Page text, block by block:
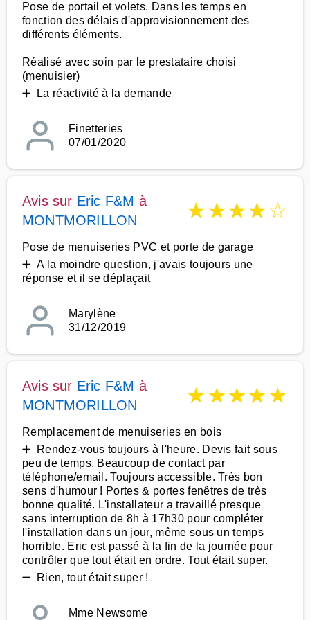
Pose de portail et volets. Dans les temps en
fonction des délais d'approvisionnement des
différents éléments.
Réalisé avec soin par le prestataire choisi
(menuisier)
➕ La réactivité à la demande
Finetteries
07/01/2020
Avis sur Eric F&M à
MONTMORILLON
★★★★☆
Pose de menuiseries PVC et porte de garage
➕ A la moindre question, j'avais toujours une
réponse et il se déplaçait
Marylène
31/12/2019
Avis sur Eric F&M à
MONTMORILLON
★★★★★
Remplacement de menuiseries en bois
➕ Rendez-vous toujours à l'heure. Devis fait sous
peu de temps. Beaucoup de contact par
téléphone/email. Toujours accessible. Très bon
sens d'humour ! Portes & portes fenêtres de très
bonne qualité. L'installateur a travaillé presque
sans interruption de 8h à 17h30 pour compléter
l'installation dans un jour, même sous un temps
horrible. Eric est passé à la fin de la journée pour
contrôler que tout était en ordre. Tout était super.
➖ Rien, tout était super !
Mme Newsome